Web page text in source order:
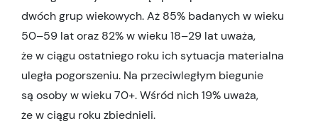
dwóch grup wiekowych. Aż 85% badanych w wieku
50–59 lat oraz 82% w wieku 18–29 lat uważa,
że w ciągu ostatniego roku ich sytuacja materialna
uległa pogorszeniu. Na przeciwległym biegunie
są osoby w wieku 70+. Wśród nich 19% uważa,
że w ciągu roku zbiednieli.